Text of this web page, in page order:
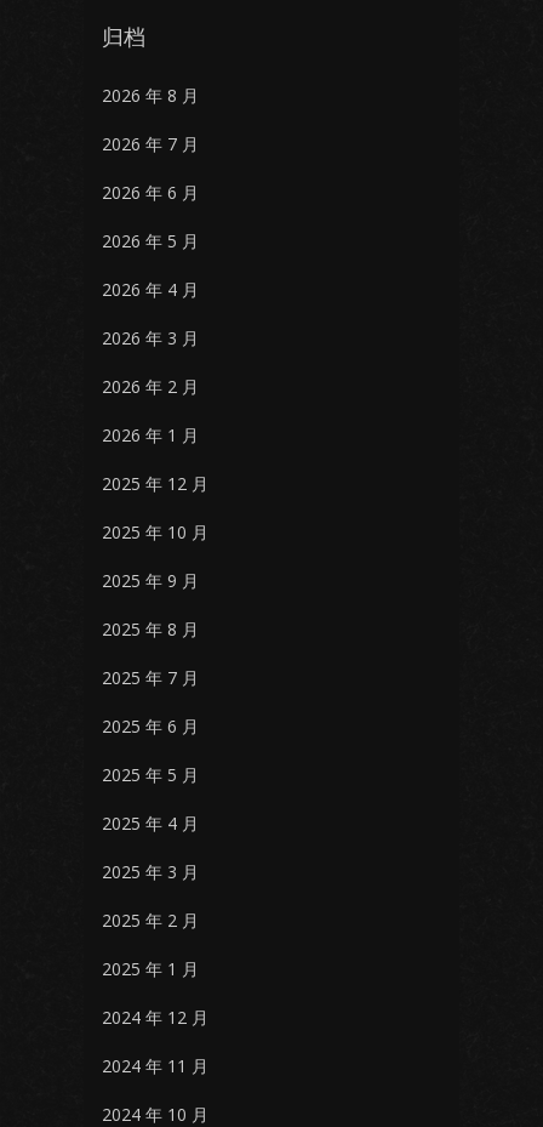
归档
2026 年 8 月
2026 年 7 月
2026 年 6 月
2026 年 5 月
2026 年 4 月
2026 年 3 月
2026 年 2 月
2026 年 1 月
2025 年 12 月
2025 年 10 月
2025 年 9 月
2025 年 8 月
2025 年 7 月
2025 年 6 月
2025 年 5 月
2025 年 4 月
2025 年 3 月
2025 年 2 月
2025 年 1 月
2024 年 12 月
2024 年 11 月
2024 年 10 月